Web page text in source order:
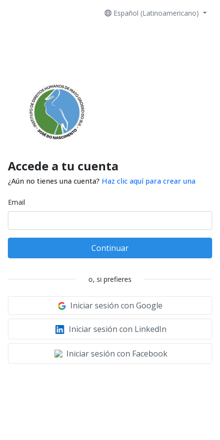
Español (Latinoamericano)
Accede a tu cuenta
¿Aún no tienes una cuenta? Haz clic aquí para crear una
Email
Continuar
o, si prefieres
Iniciar sesión con Google
Iniciar sesión con LinkedIn
Iniciar sesión con Facebook